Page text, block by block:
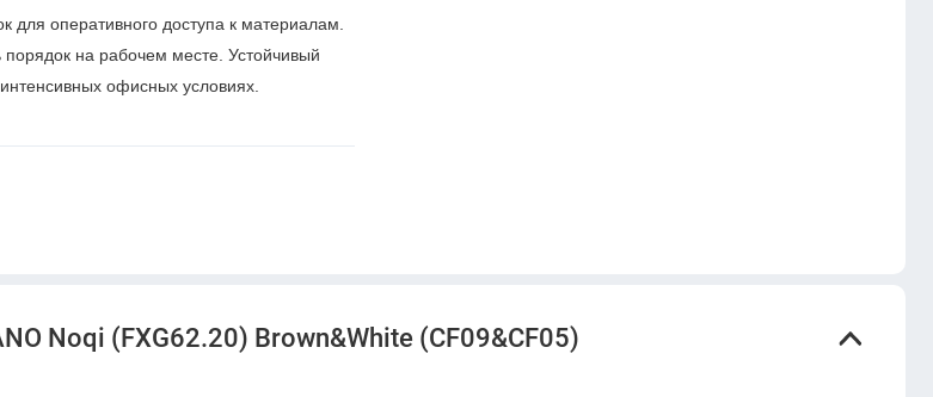
оперативного доступа к материалам.
на рабочем месте. Устойчивый
офисных условиях.
Noqi (FXG62.20) Brown&White (CF09&CF05)